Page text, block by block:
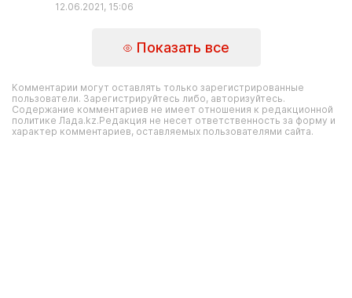
12.06.2021, 15:06
Показать все
Комментарии могут оставлять только зарегистрированные
пользователи. Зарегистрируйтесь либо, авторизуйтесь.
Содержание комментариев не имеет отношения к редакционной
политике Лада.kz.Редакция не несет ответственность за форму и
характер комментариев, оставляемых пользователями сайта.